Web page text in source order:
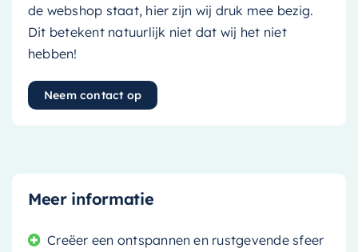
de webshop staat, hier zijn wij druk mee bezig.
Dit betekent natuurlijk niet dat wij het niet
hebben!
Neem contact op
Meer informatie
Creëer een ontspannen en rustgevende sfeer